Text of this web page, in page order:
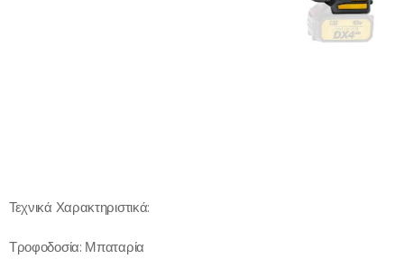
Τεχνικά Χαρακτηριστικά:
Τροφοδοσία: Μπαταρία